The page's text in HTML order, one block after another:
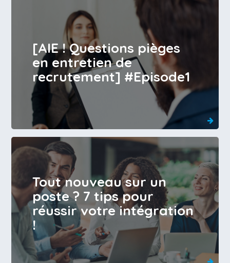
[AIE ! Questions pièges
en entretien de
recrutement] #Episode1
Tout nouveau sur un
poste ? 7 tips pour
réussir votre intégration
!